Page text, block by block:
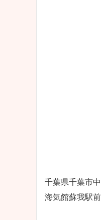
千葉県千葉市
海気館蘇我駅